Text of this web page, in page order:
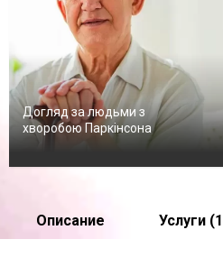
Догляд за людьми з
хворобою Паркінсона
Описание Услуги